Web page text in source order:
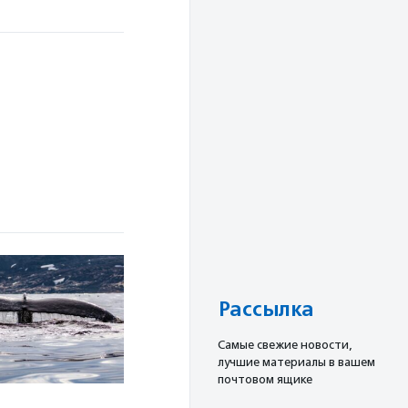
Рассылка
Cамые свежие новости,
лучшие материалы в вашем
почтовом ящике